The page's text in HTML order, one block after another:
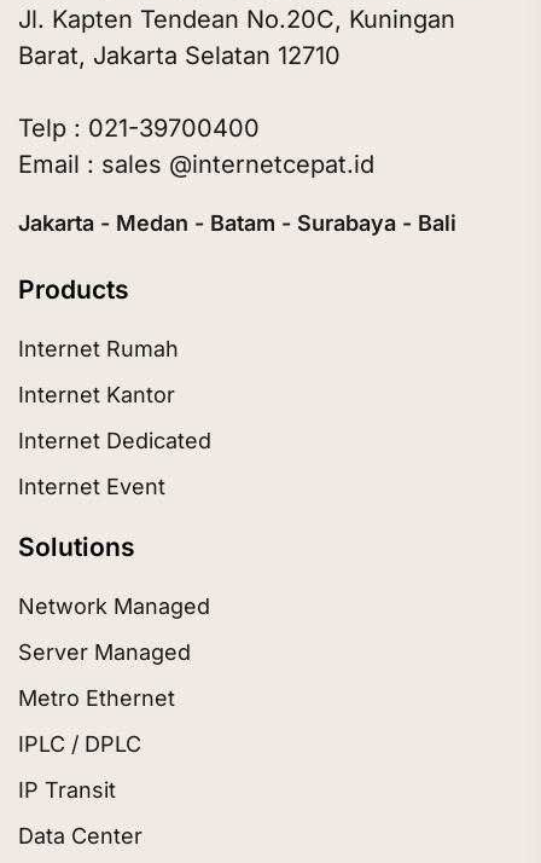
Jl. Kapten Tendean No.20C, Kuningan
Barat, Jakarta Selatan 12710
Telp : 021-39700400
Email : sales @internetcepat.id
Jakarta - Medan - Batam - Surabaya - Bali
Products
Internet Rumah
Internet Kantor
Internet Dedicated
Internet Event
Solutions
Network Managed
Server Managed
Metro Ethernet
IPLC / DPLC
IP Transit
Data Center